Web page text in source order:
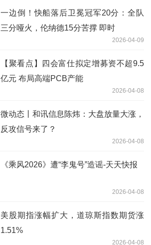
一边倒！快船落后卫冕冠军20分：全队
三分哑火，伦纳德15分苦撑 即时
2026-04-09
【聚看点】四会富仕拟定增募资不超9.5
亿元 布局高端PCB产能
2026-04-08
微动态丨和讯信息陈炜：大盘放量大涨，
反攻信号来了？
2026-04-08
《乘风2026》遭“李鬼号”造谣-天天快报
2026-04-08
美股期指涨幅扩大，道琼斯指数期货涨
1.51%
2026-04-08